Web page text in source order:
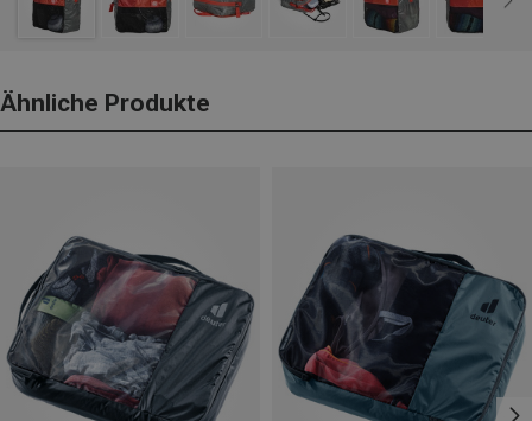
Ähnliche Produkte